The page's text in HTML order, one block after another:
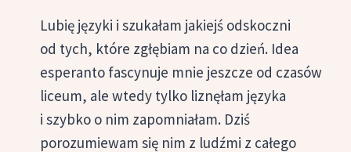
Lubię języki i szukałam jakiejś odskoczni
od tych, które zgłębiam na co dzień. Idea
esperanto fascynuje mnie jeszcze od czasów
liceum, ale wtedy tylko liznęłam języka
i szybko o nim zapomniałam. Dziś
porozumiewam się nim z ludźmi z całego